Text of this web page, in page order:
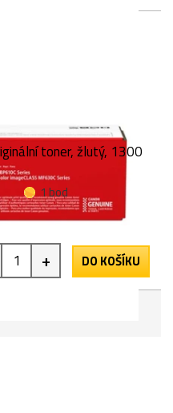
toner, žlutý, 1300
1 bod
+ DO KOŠÍKU